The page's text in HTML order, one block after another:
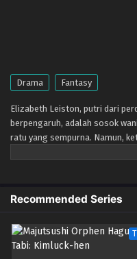
Drama Fantasy
Elizabeth Leiston, putri dari
berpengaruh, adalah sosok
ratu yang sempurna. Namun,
depan umum, membatalkan
mengapa ia harus terus
menghargainya? Elizabeth
dan bertekad meruntuhkan
terakhir yang dilakukannya!
lebih penting—tujuh buku sihir
Recommended Series